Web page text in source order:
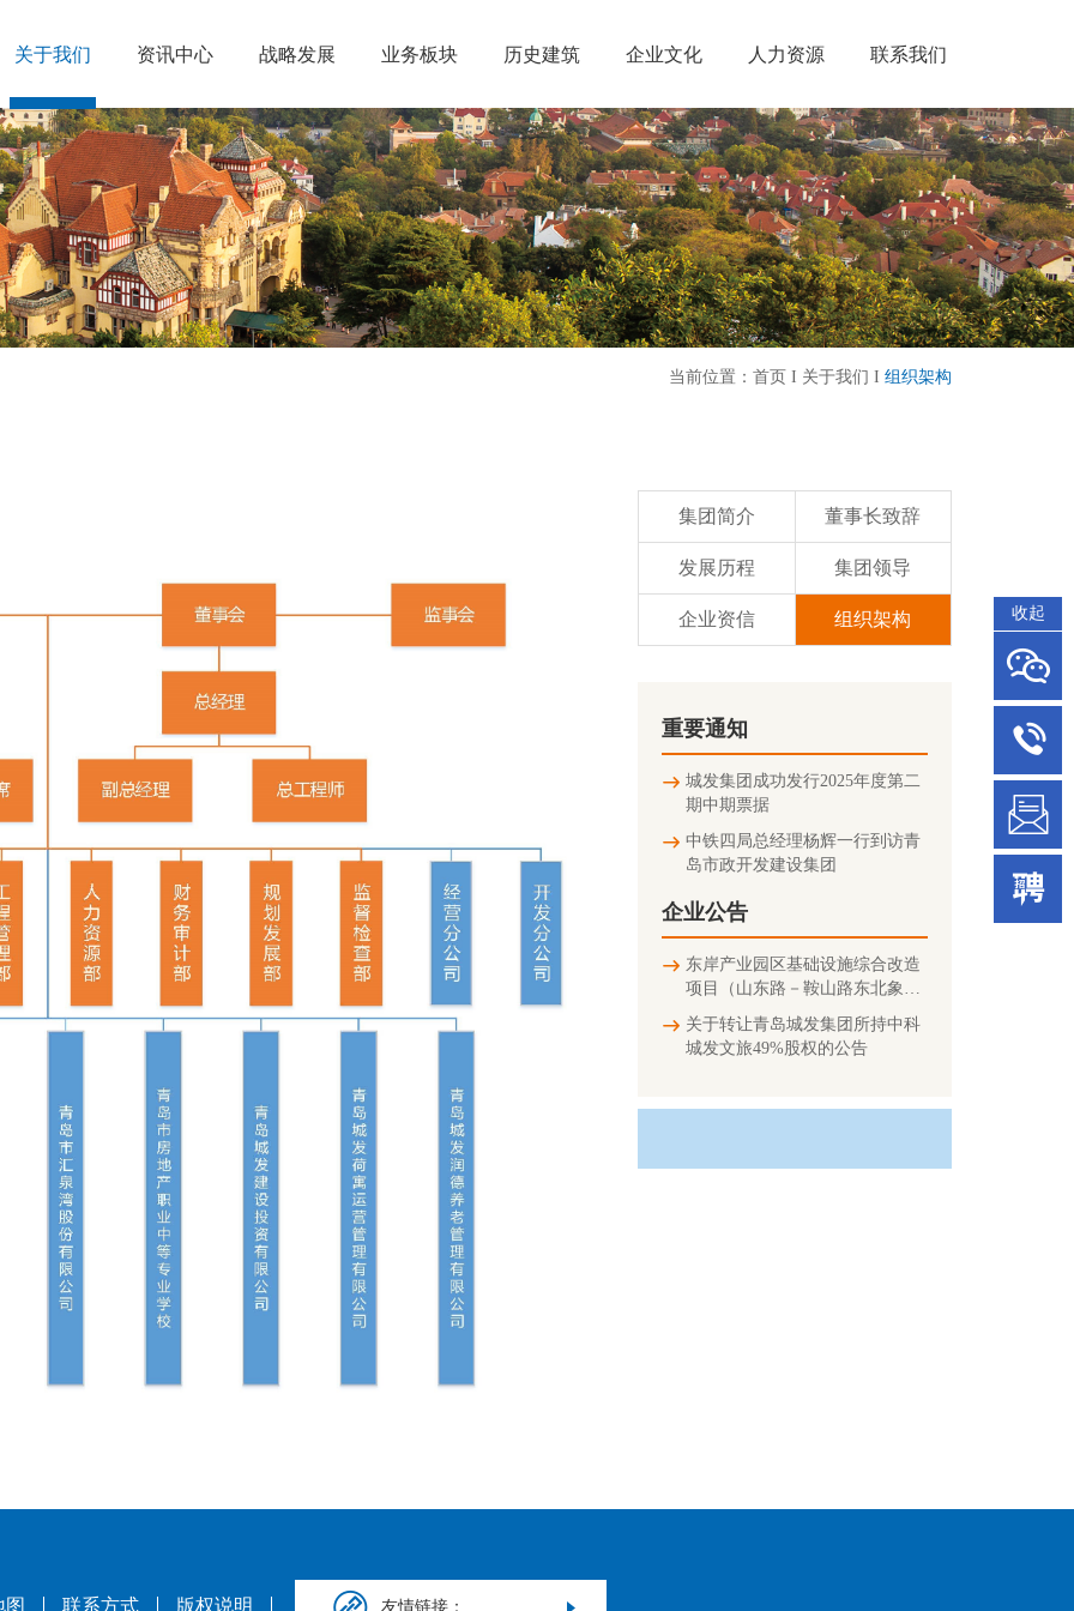
关于我们 资讯中心 战略发展 业务板块 历史建筑 企业文化 人力资源 联系我们
收起
当前位置： 首页 I 关于我们 I 组织架构
集团简介 董事长致辞
发展历程 集团领导
企业资信 组织架构
重要通知
城发集团成功发行2025年度第二
期中期票据
中铁四局总经理杨辉一行到访青
岛市政开发建设集团
企业公告
东岸产业园区基础设施综合改造
项目（山东路－鞍山路东北象限
连接匝道及地下停车场）竣工环
境保护验收公示信息
关于转让青岛城发集团所持中科
城发文旅49%股权的公告
图 联系方式 版权说明 友情链接：